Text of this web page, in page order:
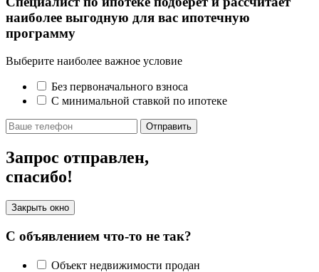
наиболее выгодную для вас ипотечную
программу
Выберите наиболее важное условие
Без первоначального взноса
С минимальной ставкой по ипотеке
Отправить
Запрос отправлен,
спасибо!
Закрыть окно
С объявлением что-то не так?
Объект недвижимости продан